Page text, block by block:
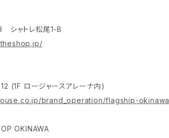
シャトレ松尾1-B
(1F ロージャースアレーナ内)
brand_operation/flagship-okinawa
OKINAWA